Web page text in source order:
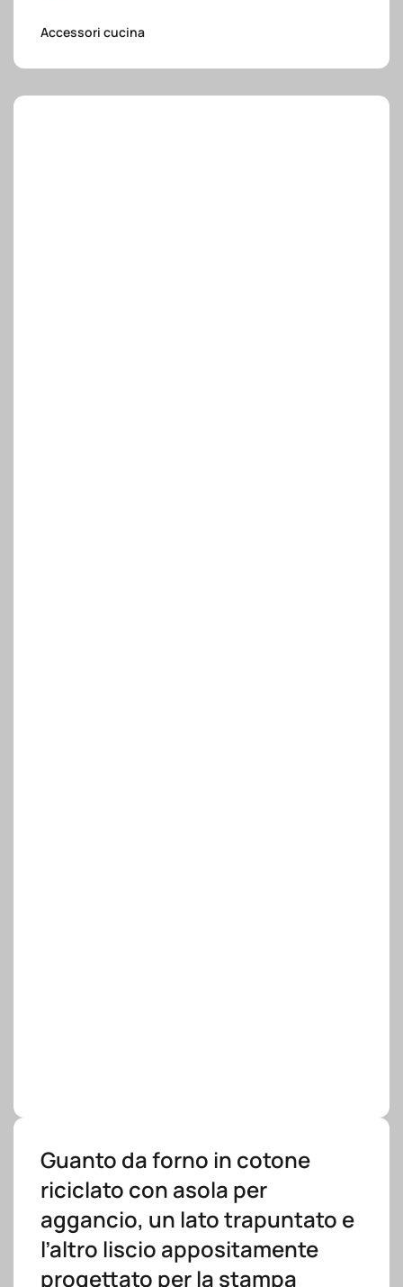
Accessori cucina
Guanto da forno in cotone
riciclato con asola per
aggancio, un lato trapuntato e
l’altro liscio appositamente
progettato per la stampa